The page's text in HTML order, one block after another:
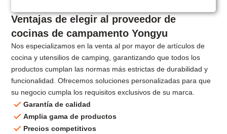
Ventajas de elegir al proveedor de
cocinas de campamento Yongyu
Nos especializamos en la venta al por mayor de artículos de
cocina y utensilios de camping, garantizando que todos los
productos cumplan las normas más estrictas de durabilidad y
funcionalidad. Ofrecemos soluciones personalizadas para que
su negocio cumpla los requisitos exclusivos de su marca.
Garantía de calidad
Amplia gama de productos
Precios competitivos